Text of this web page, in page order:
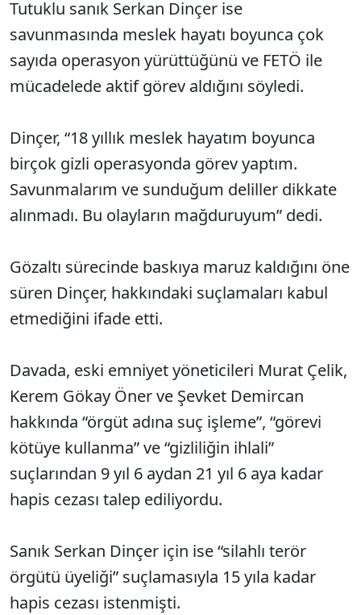
Tutuklu sanık Serkan Dinçer ise
savunmasında meslek hayatı boyunca çok
sayıda operasyon yürüttüğünü ve FETÖ ile
mücadelede aktif görev aldığını söyledi.
Dinçer, “18 yıllık meslek hayatım boyunca
birçok gizli operasyonda görev yaptım.
Savunmalarım ve sunduğum deliller dikkate
alınmadı. Bu olayların mağduruyum” dedi.
Gözaltı sürecinde baskıya maruz kaldığını öne
süren Dinçer, hakkındaki suçlamaları kabul
etmediğini ifade etti.
Davada, eski emniyet yöneticileri Murat Çelik,
Kerem Gökay Öner ve Şevket Demircan
hakkında “örgüt adına suç işleme”, “görevi
kötüye kullanma” ve “gizliliğin ihlali”
suçlarından 9 yıl 6 aydan 21 yıl 6 aya kadar
hapis cezası talep ediliyordu.
Sanık Serkan Dinçer için ise “silahlı terör
örgütü üyeliği” suçlamasıyla 15 yıla kadar
hapis cezası istenmişti.